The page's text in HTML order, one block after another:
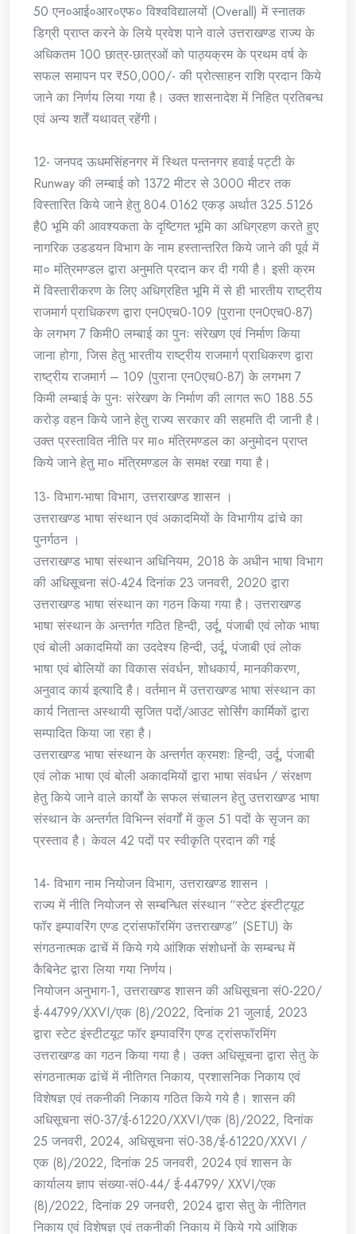
50 एन०आई०आर०एफ० विश्वविद्यालयों (Overall) में स्नातक
डिग्री प्राप्त करने के लिये प्रवेश पाने वाले उत्तराखण्ड राज्य के
अधिकतम 100 छात्र-छात्रओं को पाठ्यक्रम के प्रथम वर्ष के
सफल समापन पर ₹50,000/- की प्रोत्साहन राशि प्रदान किये
जाने का निर्णय लिया गया है। उक्त शासनादेश में निहित प्रतिबन्ध
एवं अन्य शर्तें यथावत् रहेंगी।
12- जनपद ऊधमसिंहनगर में स्थित पन्तनगर हवाई पट्टी के
Runway की लम्बाई को 1372 मीटर से 3000 मीटर तक
विस्तारित किये जाने हेतु 804.0162 एकड़ अर्थात 325.5126
है0 भूमि की आवश्यकता के दृष्टिगत भूमि का अधिग्रहण करते हुए
नागरिक उडडयन विभाग के नाम हस्तान्तरित किये जाने की पूर्व में
मा० मंत्रिमण्डल द्वारा अनुमति प्रदान कर दी गयी है। इसी क्रम
में विस्तारीकरण के लिए अधिग्रहित भूमि में से ही भारतीय राष्ट्रीय
राजमार्ग प्राधिकरण द्वारा एन0एच0-109 (पुराना एन0एच0-87)
के लगभग 7 किमी0 लम्बाई का पुनः संरेखण एवं निर्माण किया
जाना होगा, जिस हेतु भारतीय राष्ट्रीय राजमार्ग प्राधिकरण द्वारा
राष्ट्रीय राजमार्ग – 109 (पुराना एन0एच0-87) के लगभग 7
किमी लम्बाई के पुनः संरेखण के निर्माण की लागत रू0 188.55
करोड़ वहन किये जाने हेतु राज्य सरकार की सहमति दी जानी है।
उक्त प्रस्तावित नीति पर मा० मंत्रिमण्डल का अनुमोदन प्राप्त
किये जाने हेतु मा० मंत्रिमण्डल के समक्ष रखा गया है।
13- विभाग-भाषा विभाग, उत्तराखण्ड शासन ।
उत्तराखण्ड भाषा संस्थान एवं अकादमियों के विभागीय ढांचे का
पुनर्गठन ।
उत्तराखण्ड भाषा संस्थान अधिनियम, 2018 के अधीन भाषा विभाग
की अधिसूचना सं0-424 दिनांक 23 जनवरी, 2020 द्वारा
उत्तराखण्ड भाषा संस्थान का गठन किया गया है। उत्तराखण्ड
भाषा संस्थान के अन्तर्गत गठित हिन्दी, उर्दू, पंजाबी एवं लोक भाषा
एवं बोली अकादमियों का उददेश्य हिन्दी, उर्दू, पंजाबी एवं लोक
भाषा एवं बोलियों का विकास संवर्धन, शोधकार्य, मानकीकरण,
अनुवाद कार्य इत्यादि है। वर्तमान में उत्तराखण्ड भाषा संस्थान का
कार्य नितान्त अस्थायी सृजित पदों/आउट सोर्सिंग कार्मिकों द्वारा
सम्पादित किया जा रहा है।
उत्तराखण्ड भाषा संस्थान के अन्तर्गत क्रमशः हिन्दी, उर्दू, पंजाबी
एवं लोक भाषा एवं बोली अकादमियों द्वारा भाषा संवर्धन / संरक्षण
हेतु किये जाने वाले कार्यों के सफल संचालन हेतु उत्तराखण्ड भाषा
संस्थान के अन्तर्गत विभिन्न संवर्गों में कुल 51 पदों के सृजन का
प्रस्ताव है। केवल 42 पदों पर स्वीकृति प्रदान की गई
14- विभाग नाम नियोजन विभाग, उत्तराखण्ड शासन ।
राज्य में नीति नियोजन से सम्बन्धित संस्थान “स्टेट इंस्टीट्यूट
फॉर इम्पावरिंग एण्ड ट्रांसफॉरमिंग उत्तराखण्ड” (SETU) के
संगठनात्मक ढाचें में किये गये आंशिक संशोधनों के सम्बन्ध में
कैबिनेट द्वारा लिया गया निर्णय।
नियोजन अनुभाग-1, उत्तराखण्ड शासन की अधिसूचना सं0-220/
ई-44799/XXVI/एक (8)/2022, दिनांक 21 जुलाई, 2023
द्वारा स्टेट इंस्टीटयूट फॉर इम्पावरिंग एण्ड ट्रांसफॉरमिंग
उत्तराखण्ड का गठन किया गया है। उक्त अधिसूचना द्वारा सेतु के
संगठनात्मक ढांचें में नीतिगत निकाय, प्रशासनिक निकाय एवं
विशेषज्ञ एवं तकनीकी निकाय गठित किये गये है। शासन की
अधिसूचना सं0-37/ई-61220/XXVI/एक (8)/2022, दिनांक
25 जनवरी, 2024, अधिसूचना सं0-38/ई-61220/XXVI /
एक (8)/2022, दिनांक 25 जनवरी, 2024 एवं शासन के
कार्यालय ज्ञाप संख्या-सं0-44/ ई-44799/ XXVI/एक
(8)/2022, दिनांक 29 जनवरी, 2024 द्वारा सेतु के नीतिगत
निकाय एवं विशेषज्ञ एवं तकनीकी निकाय में किये गये आंशिक